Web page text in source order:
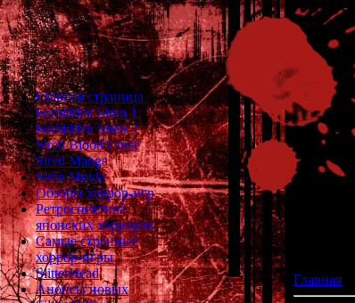
Главная страница
Forbidden Siren 1
Forbidden Siren 2
Siren Blood Curse
Siren Manga
Siren Movie
Обзоры хоррор-игр
Ретроспектива
японских хорроров
Самые странные
хоррор-игры
SlitterHead
Анонсы новых
Главная